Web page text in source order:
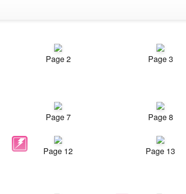
Page 2 Page 3
Page 7 Page 8
Page 12 Page 13